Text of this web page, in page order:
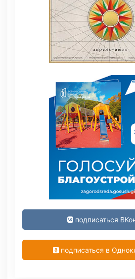
подписаться
подписаться в